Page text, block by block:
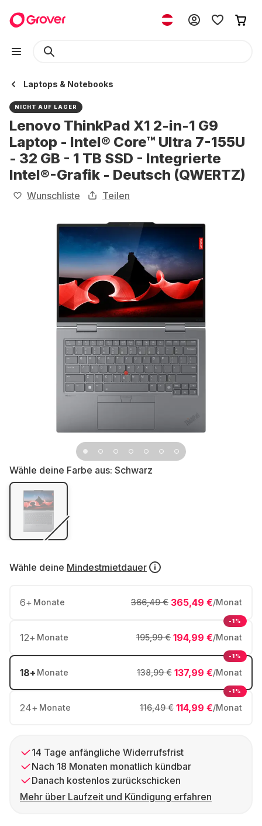
Laptops & Notebooks
NICHT AUF LAGER
Lenovo ThinkPad X1 2-in-1 G9
Laptop - Intel® Core™ Ultra 7-155U
- 32 GB - 1 TB SSD - Integrierte
Intel®-Grafik - Deutsch (QWERTZ)
Wunschliste Teilen
Wähle deine Farbe aus: Schwarz
Wähle deine Mindestmietdauer
6+ Monate 365,49 €/Monat
366,49 €
12+ Monate 194,99 €/Monat
195,99 €
-1%
18+ Monate 137,99 €/Monat
138,99 €
-1%
24+ Monate 114,99 €/Monat
116,49 €
-1%
14 Tage anfängliche Widerrufsfrist
Nach 18 Monaten monatlich kündbar
Danach kostenlos zurückschicken
Mehr über Laufzeit und Kündigung erfahren